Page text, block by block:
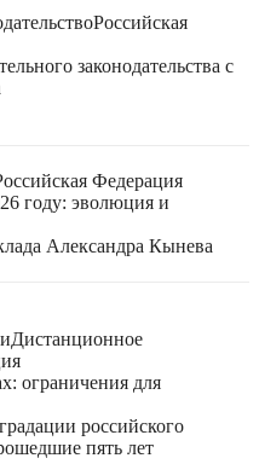
Российская
законодательства с
Федерация
году: эволюция и
Александра Кынева
Дистанционное
ограничения для
российского
пять лет